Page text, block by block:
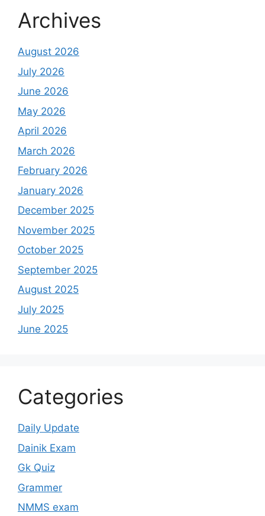
Archives
August 2026
July 2026
June 2026
May 2026
April 2026
March 2026
February 2026
January 2026
December 2025
November 2025
October 2025
September 2025
August 2025
July 2025
June 2025
Categories
Daily Update
Dainik Exam
Gk Quiz
Grammer
NMMS exam